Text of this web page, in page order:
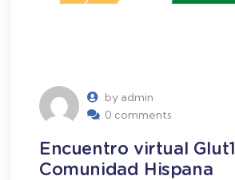
by admin
0 comments
Encuentro virtual Glut1
Comunidad Hispana